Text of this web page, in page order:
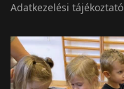
Adatkezelési tájékoztató